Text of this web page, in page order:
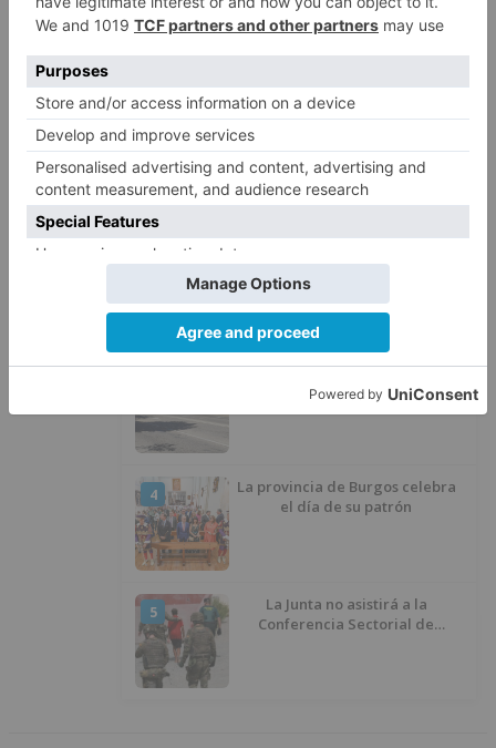
LO ÚLTIMO
1
Felix Gall ganador de la Vuelta a
Burgos 2026
2
Esperar al autobús en el HUBU es
un peligro bajo el sol
4
La provincia de Burgos celebra
el día de su patrón
5
La Junta no asistirá a la
Conferencia Sectorial de